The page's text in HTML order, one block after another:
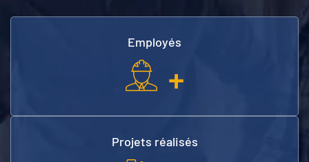
Employés
+
Projets réalisés